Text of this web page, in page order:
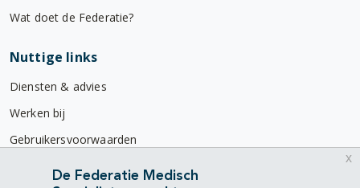
Wat doet de Federatie?
Nuttige links
Diensten & advies
Werken bij
Gebruikersvoorwaarden
Privacyverklaring
De Federatie Medisch
x